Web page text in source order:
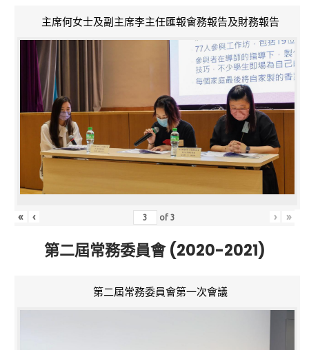
主席何女士及副主席李主任匯報會務報告及財務報告
« ‹ of3 › »
第二屆常務委員會 (2020-2021)
第二屆常務委員會第一次會議